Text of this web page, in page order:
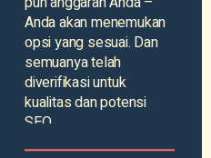
Anda akan menemukan
opsi yang sesuai. Dan
semuanya telah
diverifikasi untuk
kualitas dan potensi
SEO.